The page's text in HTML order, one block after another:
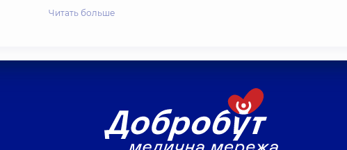
Читать больше